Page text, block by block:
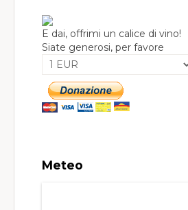
E dai, offrimi un calice di vino!
Siate generosi, per favore
Meteo